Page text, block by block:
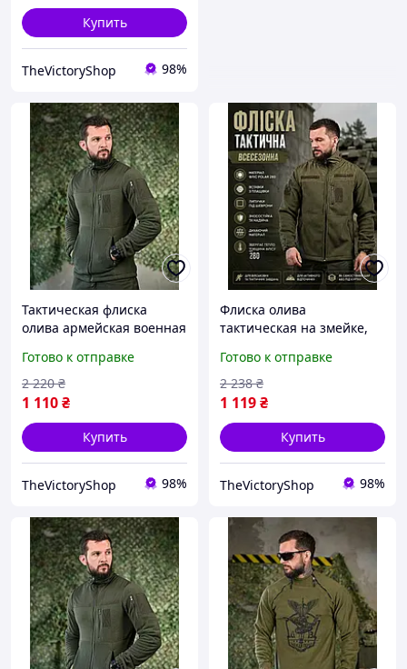
Купить
TheVictoryShop 98%
Тактическая флиска
олива армейская военная
карманами утепленная
зсу frocgs
Готово к отправке
1 110₴
2 220 ₴
Купить
TheVictoryShop 98%
Флиска олива
тактическая на змейке,
липучками, армейская
флисовка теплая 3XL
Cv4ed
Готово к отправке
1 119₴
2 238 ₴
Купить
TheVictoryShop 98%